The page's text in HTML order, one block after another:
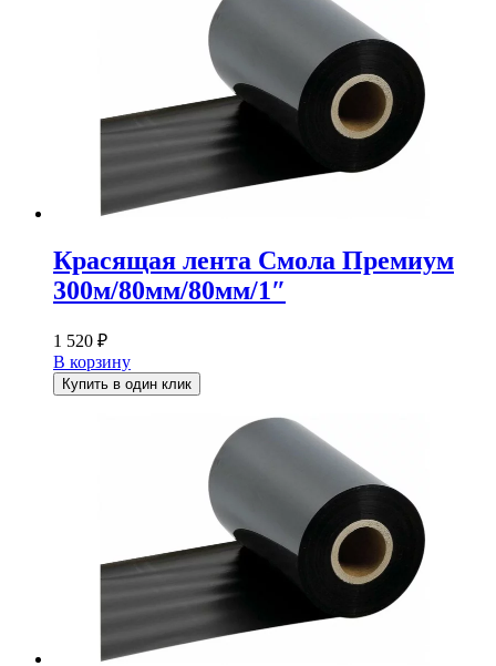
Красящая лента Смола Премиум
300м/80мм/80мм/1″
1 520 ₽
В корзину
Купить в один клик